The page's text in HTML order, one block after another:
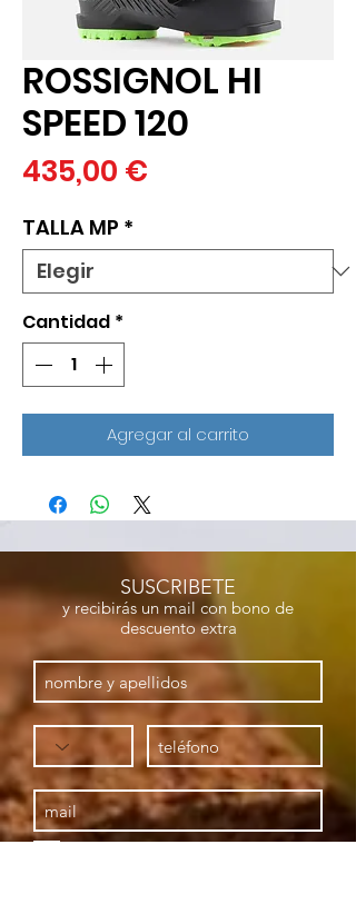
ROSSIGNOL HI
SPEED 120
435,00 €
TALLA MP *
Cantidad *
Agregar al carrito
SUSCRIBETE
y recibirás un mail con bono de
descuento extra